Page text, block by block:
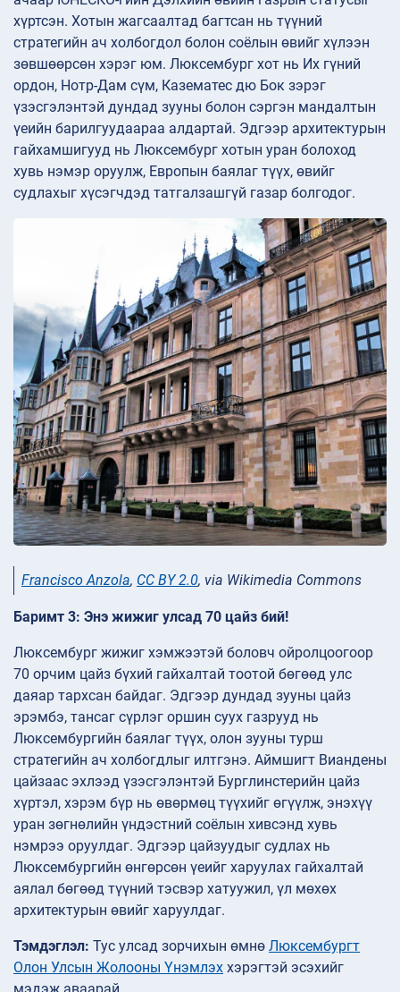
хүртсэн. Хотын жагсаалтад багтсан нь түүний
стратегийн ач холбогдол болон соёлын өвийг хүлээн
зөвшөөрсөн хэрэг юм. Люксембург хот нь Их гүний
ордон, Нотр-Дам сүм, Казематес дю Бок зэрэг
үзэсгэлэнтэй дундад зууны болон сэргэн мандалтын
үеийн барилгуудаараа алдартай. Эдгээр архитектурын
гайхамшигууд нь Люксембург хотын уран болоход
хувь нэмэр оруулж, Европын баялаг түүх, өвийг
судлахыг хүсэгчдэд татгалзашгүй газар болгодог.
Francisco Anzola, CC BY 2.0, via Wikimedia Commons
Баримт 3: Энэ жижиг улсад 70 цайз бий!
Люксембург жижиг хэмжээтэй боловч ойролцоогоор
70 орчим цайз бүхий гайхалтай тоотой бөгөөд улс
даяар тархсан байдаг. Эдгээр дундад зууны цайз
эрэмбэ, тансаг сүрлэг оршин суух газрууд нь
Люксембургийн баялаг түүх, олон зууны турш
стратегийн ач холбогдлыг илтгэнэ. Аймшигт Виандены
цайзаас эхлээд үзэсгэлэнтэй Бурглинстерийн цайз
хүртэл, хэрэм бүр нь өвөрмөц түүхийг өгүүлж, энэхүү
уран зөгнөлийн үндэстний соёлын хивсэнд хувь
нэмрээ оруулдаг. Эдгээр цайзуудыг судлах нь
Люксембургийн өнгөрсөн үеийг харуулах гайхалтай
аялал бөгөөд түүний тэсвэр хатуужил, үл мөхөх
архитектурын өвийг харуулдаг.
Тэмдэглэл: Тус улсад зорчихын өмнө Люксембургт
Олон Улсын Жолооны Үнэмлэх хэрэгтэй эсэхийг